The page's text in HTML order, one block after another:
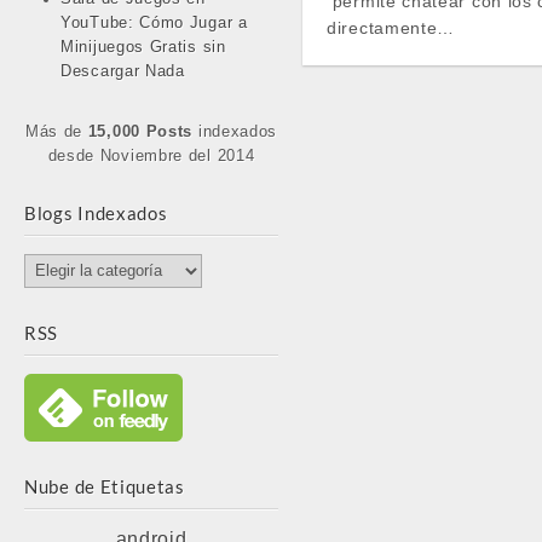
YouTube: Cómo Jugar a
Minijuegos Gratis sin
Descargar Nada
Más de 15,000 Posts indexados
desde Noviembre del 2014
Blogs Indexados
Blogs
Indexados
RSS
Nube de Etiquetas
directamente…